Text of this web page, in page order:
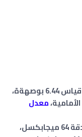
بشاشة AMOLED قياس 6.44 بوصهةة،
معدل
بكاميرا خلفية ثلاثية العدسة الرئيسية بدقة 64 ميجابكسل،